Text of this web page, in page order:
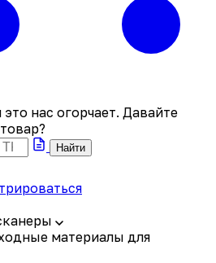
нас огорчает. Давайте
Найти
материалы для